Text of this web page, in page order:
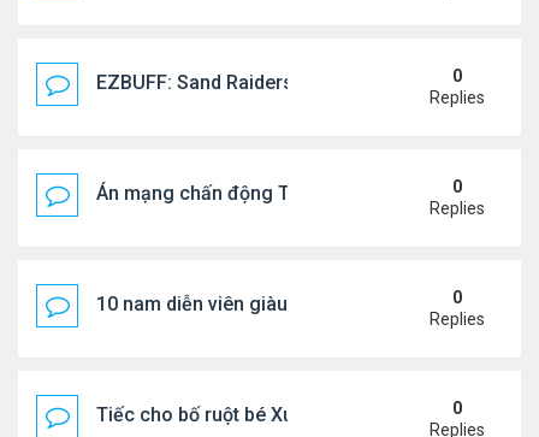
EZBUFF: Sand Raiders of Sophie Farming
0
Replies
Án mạng chấn động Thái lan: hai chị em người
0
Replies
10 nam diễn viên giàu nhất Trung Quốc 2026
0
Replies
Tiếc cho bố ruột bé Xuân Mai ở Mỹ
0
Replies